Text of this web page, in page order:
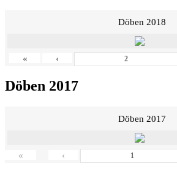
Döben 2018
« ‹
Döben 2017
Döben 2017
« ‹